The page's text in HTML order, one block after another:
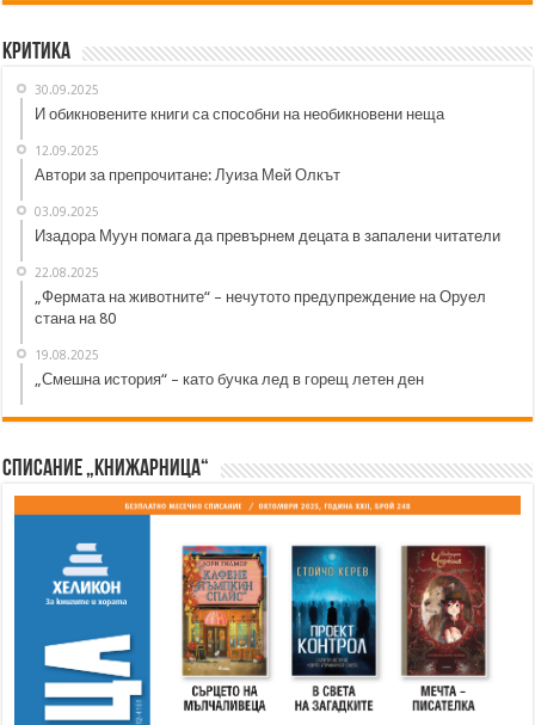
Критика
30.09.2025
И обикновените книги са способни на необикновени неща
12.09.2025
Автори за препрочитане: Луиза Мей Олкът
03.09.2025
Изадора Муун помага да превърнем децата в запалени читатели
22.08.2025
„Фермата на животните“ – нечутото предупреждение на Оруел
стана на 80
19.08.2025
„Смешна история“ – като бучка лед в горещ летен ден
Списание „Книжарница“